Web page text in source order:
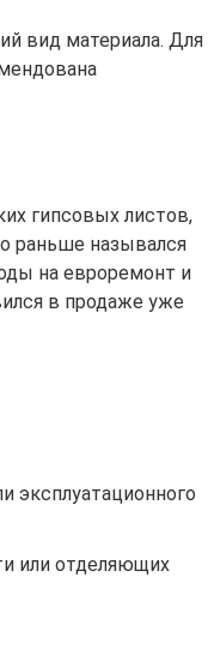
вид материала. Для
гипсовых листов,
раньше назывался
на евроремонт и
в продаже уже
эксплуатационного
или отделяющих